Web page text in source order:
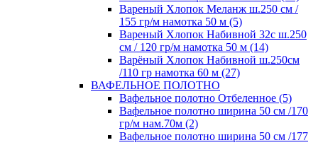
Вареный Хлопок Меланж ш.250 см /
155 гр/м намотка 50 м (5)
Вареный Хлопок Набивной 32с ш.250
см / 120 гр/м намотка 50 м (14)
Варёный Хлопок Набивной ш.250см
/110 гр намотка 60 м (27)
ВАФЕЛЬНОЕ ПОЛОТНО
Вафельное полотно Отбеленное (5)
Вафельное полотно ширина 50 см /170
гр/м нам.70м (2)
Вафельное полотно ширина 50 см /177